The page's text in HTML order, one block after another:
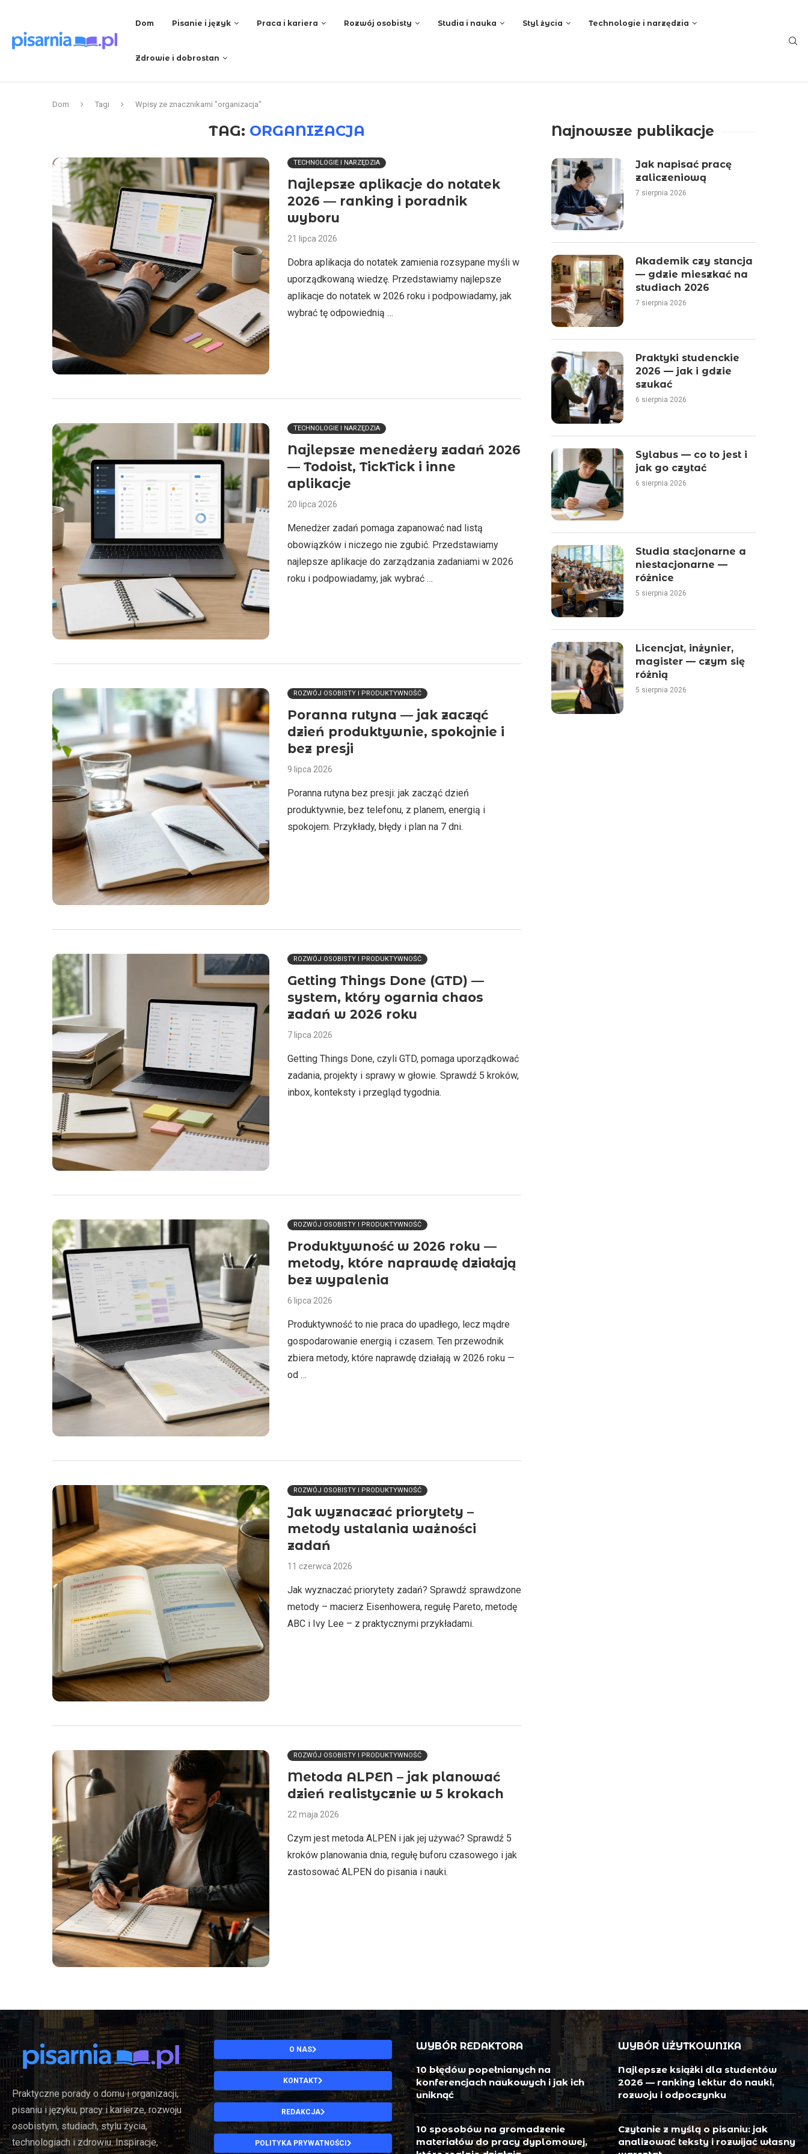
Dom Pisanie i język Praca i kariera Rozwój osobisty Studia i nauka Styl życia Technologie i narzędzia
Zdrowie i dobrostan
Dom Tagi Wpisy ze znacznikami "organizacja"
TAG: ORGANIZACJA
TECHNOLOGIE I NARZĘDZIA
Najlepsze aplikacje do notatek
2026 — ranking i poradnik
wyboru
21 lipca 2026
Dobra aplikacja do notatek zamienia rozsypane myśli w
uporządkowaną wiedzę. Przedstawiamy najlepsze
aplikacje do notatek w 2026 roku i podpowiadamy, jak
wybrać tę odpowiednią …
TECHNOLOGIE I NARZĘDZIA
Najlepsze menedżery zadań 2026
— Todoist, TickTick i inne
aplikacje
20 lipca 2026
Menedżer zadań pomaga zapanować nad listą
obowiązków i niczego nie zgubić. Przedstawiamy
najlepsze aplikacje do zarządzania zadaniami w 2026
roku i podpowiadamy, jak wybrać …
ROZWÓJ OSOBISTY I PRODUKTYWNOŚĆ
Poranna rutyna — jak zacząć
dzień produktywnie, spokojnie i
bez presji
9 lipca 2026
Poranna rutyna bez presji: jak zacząć dzień
produktywnie, bez telefonu, z planem, energią i
spokojem. Przykłady, błędy i plan na 7 dni.
ROZWÓJ OSOBISTY I PRODUKTYWNOŚĆ
Getting Things Done (GTD) —
system, który ogarnia chaos
zadań w 2026 roku
7 lipca 2026
Getting Things Done, czyli GTD, pomaga uporządkować
zadania, projekty i sprawy w głowie. Sprawdź 5 kroków,
inbox, konteksty i przegląd tygodnia.
ROZWÓJ OSOBISTY I PRODUKTYWNOŚĆ
Produktywność w 2026 roku —
metody, które naprawdę działają
bez wypalenia
6 lipca 2026
Produktywność to nie praca do upadłego, lecz mądre
gospodarowanie energią i czasem. Ten przewodnik
zbiera metody, które naprawdę działają w 2026 roku —
od …
ROZWÓJ OSOBISTY I PRODUKTYWNOŚĆ
Jak wyznaczać priorytety –
metody ustalania ważności
zadań
11 czerwca 2026
Jak wyznaczać priorytety zadań? Sprawdź sprawdzone
metody – macierz Eisenhowera, regułę Pareto, metodę
ABC i Ivy Lee – z praktycznymi przykładami.
ROZWÓJ OSOBISTY I PRODUKTYWNOŚĆ
Metoda ALPEN – jak planować
dzień realistycznie w 5 krokach
22 maja 2026
Czym jest metoda ALPEN i jak jej używać? Sprawdź 5
kroków planowania dnia, regułę buforu czasowego i jak
zastosować ALPEN do pisania i nauki.
Najnowsze publikacje
Jak napisać pracę
zaliczeniową
7 sierpnia 2026
Akademik czy stancja
— gdzie mieszkać na
studiach 2026
7 sierpnia 2026
Praktyki studenckie
2026 — jak i gdzie
szukać
6 sierpnia 2026
Sylabus — co to jest i
jak go czytać
6 sierpnia 2026
Studia stacjonarne a
niestacjonarne —
różnice
5 sierpnia 2026
Licencjat, inżynier,
magister — czym się
różnią
5 sierpnia 2026
Praktyczne porady o domu i organizacji,
pisaniu i języku, pracy i karierze, rozwoju
osobistym, studiach, stylu życia,
technologiach i zdrowiu. Inspiracje,
O NAS
KONTAKT
REDAKCJA
POLITYKA PRYWATNOŚCI
WYBÓR REDAKTORA
10 błędów popełnianych na
konferencjach naukowych i jak ich
uniknąć
10 sposobów na gromadzenie
materiałów do pracy dyplomowej,
WYBÓR UŻYTKOWNIKA
Najlepsze książki dla studentów
2026 — ranking lektur do nauki,
rozwoju i odpoczynku
Czytanie z myślą o pisaniu: jak
analizować teksty i rozwijać własny